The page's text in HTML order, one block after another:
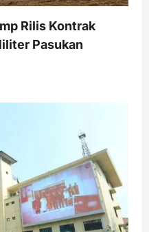
Rilis Kontrak
Pasukan